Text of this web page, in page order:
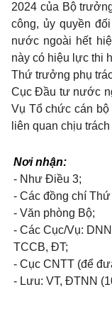
2024 của Bộ
công, ủy quyền
nước ngoài hết
này có hiệu lực thi
Thứ trưởng phụ
Cục Đầu tư nước
Vụ Tổ chức cán
liên quan chịu
Nơi nhận:
- Như Điều 3;
- Các đồng chí
- Văn phòng Bộ;
- Các Cục/Vụ:
TCCB, ĐT;
- Cục CNTT (để
- Lưu: VT, ĐTNN